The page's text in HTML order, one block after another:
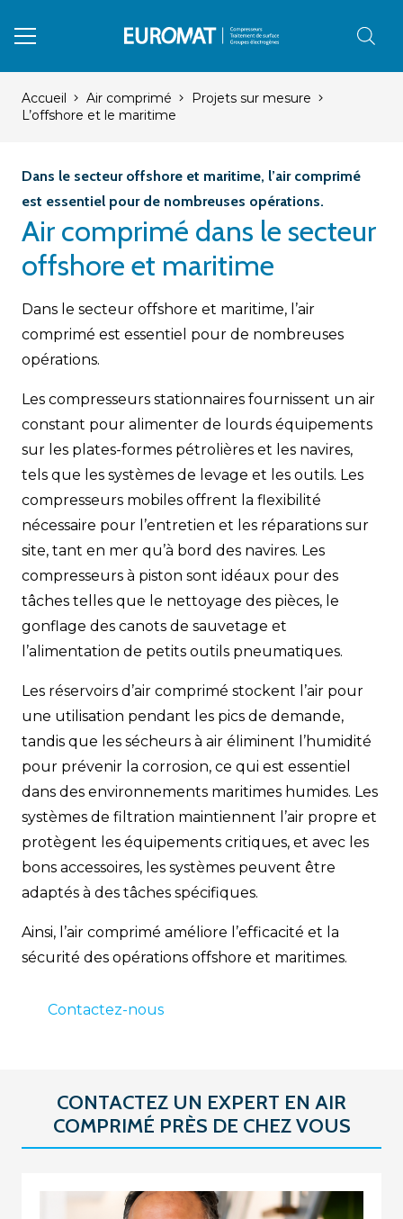
Accueil Air comprimé
Projets sur mesure
L’offshore et le maritime
Dans le secteur offshore et maritime, l’air comprimé
est essentiel pour de nombreuses opérations.
Air comprimé dans le secteur
offshore et maritime
Dans le secteur offshore et maritime, l’air
comprimé est essentiel pour de nombreuses
opérations.
Les compresseurs stationnaires fournissent un air
constant pour alimenter de lourds équipements
sur les plates-formes pétrolières et les navires,
tels que les systèmes de levage et les outils. Les
compresseurs mobiles offrent la flexibilité
nécessaire pour l’entretien et les réparations sur
site, tant en mer qu’à bord des navires. Les
compresseurs à piston sont idéaux pour des
tâches telles que le nettoyage des pièces, le
gonflage des canots de sauvetage et
l’alimentation de petits outils pneumatiques.
Les réservoirs d’air comprimé stockent l’air pour
une utilisation pendant les pics de demande,
tandis que les sécheurs à air éliminent l’humidité
pour prévenir la corrosion, ce qui est essentiel
dans des environnements maritimes humides. Les
systèmes de filtration maintiennent l’air propre et
protègent les équipements critiques, et avec les
bons accessoires, les systèmes peuvent être
adaptés à des tâches spécifiques.
Ainsi, l’air comprimé améliore l’efficacité et la
sécurité des opérations offshore et maritimes.
Contactez-nous
CONTACTEZ UN EXPERT EN AIR
COMPRIMÉ PRÈS DE CHEZ VOUS